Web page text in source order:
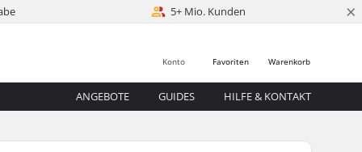
5+ Mio. Kunden ×
Warenkorb
Favoriten
Konto
ANGEBOTE GUIDES HILFE & KONTAKT